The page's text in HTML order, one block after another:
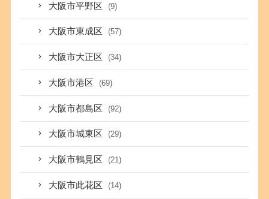
大阪市平野区 (9)
大阪市東成区 (57)
大阪市大正区 (34)
大阪市港区 (69)
大阪市都島区 (92)
大阪市城東区 (29)
大阪市鶴見区 (21)
大阪市此花区 (14)